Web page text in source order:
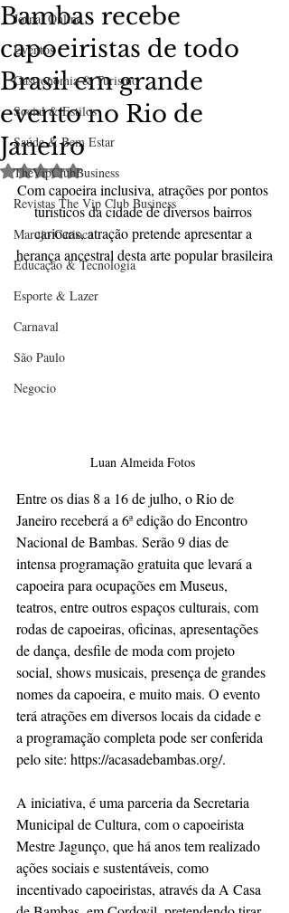
Jornal Online
Eventos
Gastronomia & Turismo
Social & Estilos
Saúde & Bem Estar
TheVipClubBusiness
Revistas The Vip Club Business
Marujo Carioca
Educação & Tecnologia
Esporte & Lazer
Carnaval
São Paulo
Negocio
Bambas recebe
capoeiristas de todo
Brasil em grande
evento no Rio de
Janeiro
Avaliado com NaN de 5 estrelas.
Com capoeira inclusiva, atrações por pontos
turísticos da cidade de diversos bairros
cariocas, atração pretende apresentar a
herança ancestral desta arte popular brasileira
Luan Almeida Fotos
Entre os dias 8 a 16 de julho, o Rio de
Janeiro receberá a 6ª edição do Encontro
Nacional de Bambas. Serão 9 dias de
intensa programação gratuita que levará a
capoeira para ocupações em Museus,
teatros, entre outros espaços culturais, com
rodas de capoeiras, oficinas, apresentações
de dança, desfile de moda com projeto
social, shows musicais, presença de grandes
nomes da capoeira, e muito mais. O evento
terá atrações em diversos locais da cidade e
a programação completa pode ser conferida
pelo site: https://acasadebambas.org/.
A iniciativa, é uma parceria da Secretaria
Municipal de Cultura, com o capoeirista
Mestre Jagunço, que há anos tem realizado
ações sociais e sustentáveis, como
incentivado capoeiristas, através da A Casa